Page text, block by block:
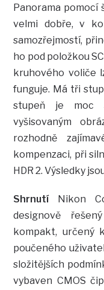
Panorama pomocí
velmi dobře, v
samozřejmostí,
ho pod položkou
kruhového voliče
funguje. Má tři
stupeň je moc
vyšisovaným
rozhodně
kompenzaci, při
HDR 2. Výsledky
ShrnutíNikon
designově
kompakt, určený
poučeného
složitějších
vybaven CMOS